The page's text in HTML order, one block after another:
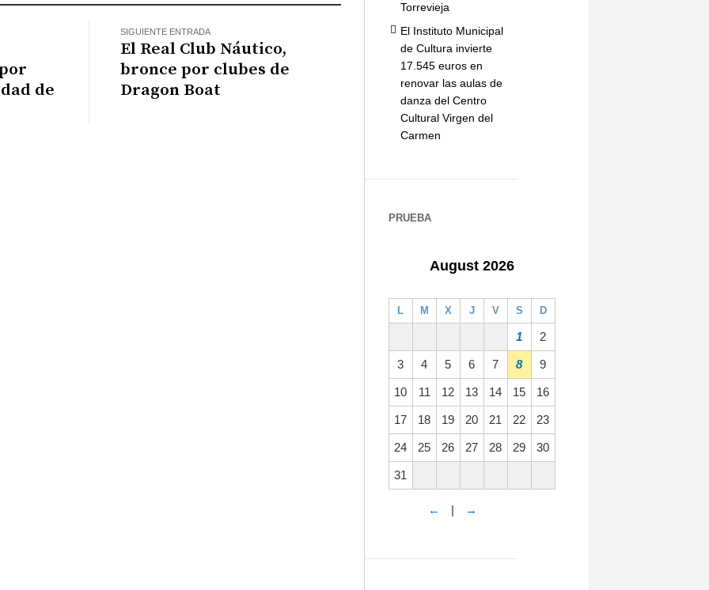
de
SIGUIENTE ENTRADA
El Real Club Náutico,
bronce por clubes de
Dragon Boat
Torrevieja
El Instituto Municipal
de Cultura invierte
17.545 euros en
renovar las aulas de
danza del Centro
Cultural Virgen del
Carmen
PRUEBA
August 2026
L M X J V S D
1 2
3 4 5 6 7 8 9
10 11 12 13 14 15 16
17 18 19 20 21 22 23
24 25 26 27 28 29 30
31
← | →